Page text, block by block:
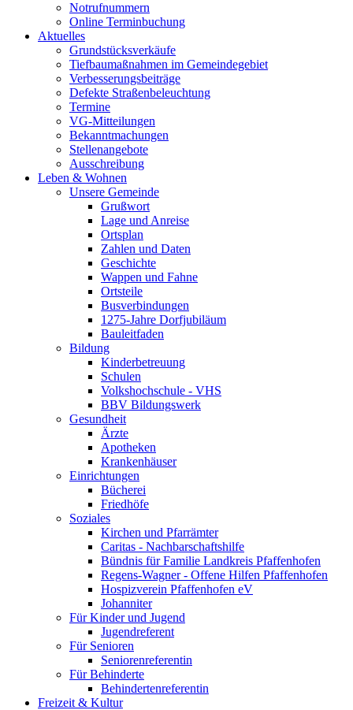
Notrufnummern
Online Terminbuchung
Aktuelles
Grundstücksverkäufe
Tiefbaumaßnahmen im Gemeindegebiet
Verbesserungsbeiträge
Defekte Straßenbeleuchtung
Termine
VG-Mitteilungen
Bekanntmachungen
Stellenangebote
Ausschreibung
Leben & Wohnen
Unsere Gemeinde
Grußwort
Lage und Anreise
Ortsplan
Zahlen und Daten
Geschichte
Wappen und Fahne
Ortsteile
Busverbindungen
1275-Jahre Dorfjubiläum
Bauleitfaden
Bildung
Kinderbetreuung
Schulen
Volkshochschule - VHS
BBV Bildungswerk
Gesundheit
Ärzte
Apotheken
Krankenhäuser
Einrichtungen
Bücherei
Friedhöfe
Soziales
Kirchen und Pfarrämter
Caritas - Nachbarschaftshilfe
Bündnis für Familie Landkreis Pfaffenhofen
Regens-Wagner - Offene Hilfen Pfaffenhofen
Hospizverein Pfaffenhofen eV
Johanniter
Für Kinder und Jugend
Jugendreferent
Für Senioren
Seniorenreferentin
Für Behinderte
Behindertenreferentin
Freizeit & Kultur